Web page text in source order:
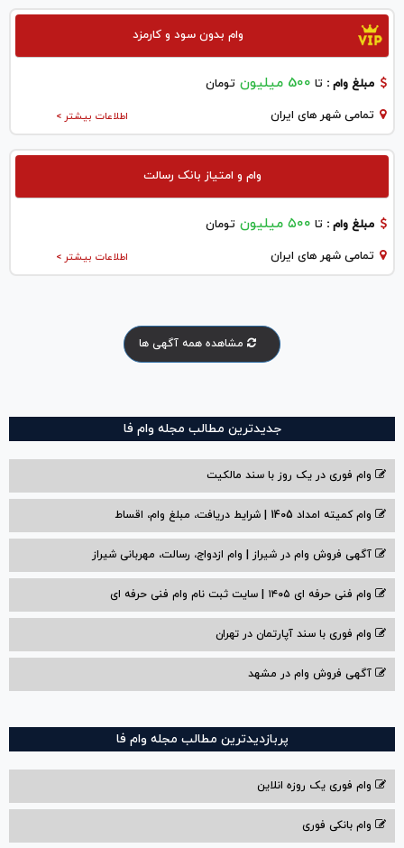
وام بدون سود و کارمزد
مبلغ وام : تا 500 میلیون تومان
اطلاعات بیشتر > تمامی شهر های ایران
وام و امتیاز بانک رسالت
مبلغ وام : تا ۵۰۰ میلیون تومان
اطلاعات بیشتر > تمامی شهر های ایران
مشاهده همه آگهی ها
جدیدترین مطالب مجله وام فا
وام فوری در یک روز با سند مالکیت
وام کمیته امداد 1405 | شرایط دریافت، مبلغ وام، اقساط
آگهی فروش وام در شیراز | وام ازدواج، رسالت، مهربانی شیراز
وام فنی حرفه ای ۱۴۰۵ | سایت ثبت نام وام فنی حرفه ای
وام فوری با سند آپارتمان در تهران
آگهی فروش وام در مشهد
پربازدیدترین مطالب مجله وام فا
وام فوری یک روزه انلاین
وام بانکی فوری